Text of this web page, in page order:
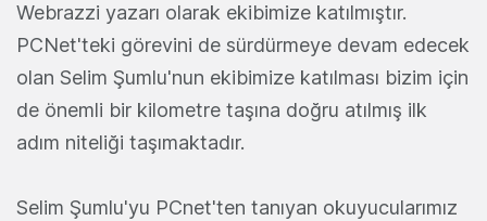
Webrazzi yazarı olarak ekibimize katılmıştır.
PCNet'teki görevini de sürdürmeye devam edecek
olan Selim Şumlu'nun ekibimize katılması bizim için
de önemli bir kilometre taşına doğru atılmış ilk
adım niteliği taşımaktadır.
Selim Şumlu'yu PCnet'ten tanıyan okuyucularımız